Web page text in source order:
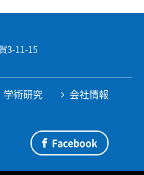
Twitter
3-11-15
学術研究
会社情報
Facebook